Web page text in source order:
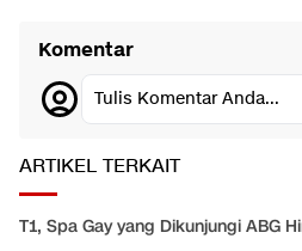
Komentar
Tulis Komentar Anda...
ARTIKEL TERKAIT
T1, Spa Gay yang Dikunjungi ABG